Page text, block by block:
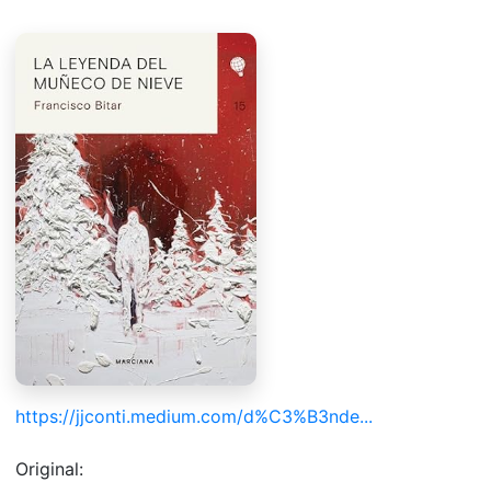
https://jjconti.medium.com/d%C3%B3nde...
Original: